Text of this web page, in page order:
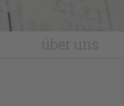
über uns